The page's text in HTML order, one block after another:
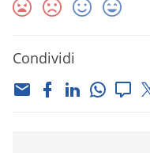
Condividi